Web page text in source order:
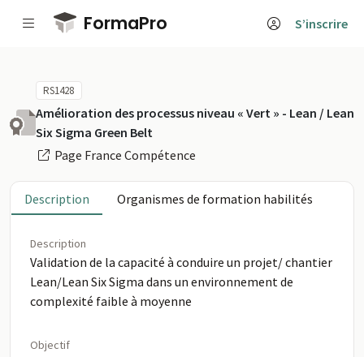
Passer au contenu principal
FormaPro S’inscrire
RS1428
Amélioration des processus niveau « Vert » - Lean / Lean
Six Sigma Green Belt
Page France Compétence
Description Organismes de formation habilités
Description
Validation de la capacité à conduire un projet/ chantier
Lean/Lean Six Sigma dans un environnement de
complexité faible à moyenne
Objectif